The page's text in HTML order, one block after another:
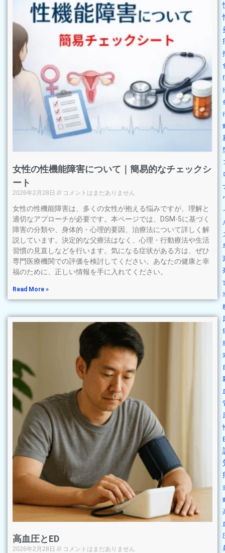
女性の性機能障害について｜簡易的なチェックシ
ート
2026年2月28日 コメントはまだありません
女性の性機能障害は、多くの女性が抱える悩みですが、理解と
適切なアプローチが必要です。本ページでは、DSM-5に基づく
障害の分類や、身体的・心理的要因、治療法について詳しく解
説しています。決定的な父療法はなく、心理・行動療法や生活
習慣の見直しなどを行います。気になる症状がある方は、ぜひ
専門医療機関での評価を検討してください。あなたの健康と幸
福のために、正しい情報を手に入れてください。
Read More »
高血圧とED
2026年2月28日 コメントはまだありません